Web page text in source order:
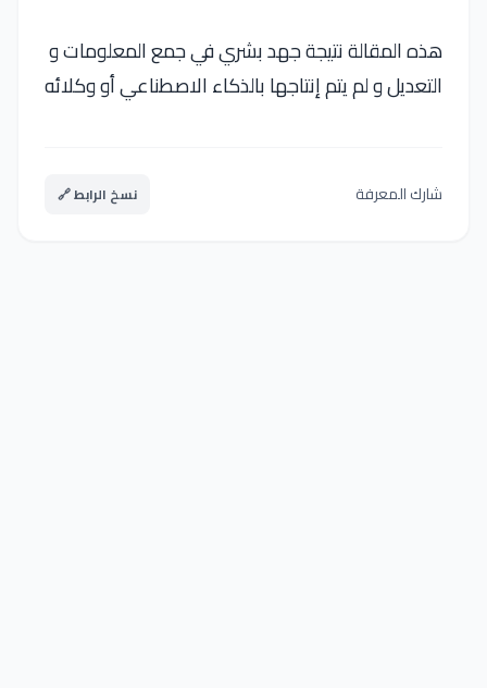
هذه المقالة نتيجة جهد بشري في جمع المعلومات و
التعديل و لم يتم إنتاجها بالذكاء الاصطناعي أو وكلائه
شارك المعرفة نسخ الرابط 🔗